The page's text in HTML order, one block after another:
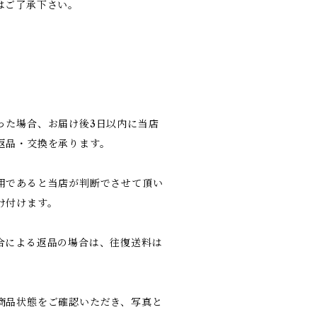
了承下さい。
た場合、お届け後3日以内に当店
・交換を承ります。
であると当店が判断でさせて頂い
けます。
よる返品の場合は、往復送料は
状態をご確認いただき、写真と